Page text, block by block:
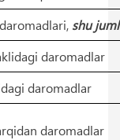
shu
daromadlar
daromadlar
daromadlar